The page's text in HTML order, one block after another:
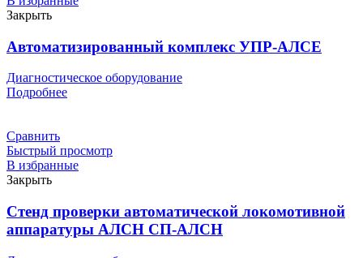
Закрыть
Автоматизированный комплекс УПР-АЛСЕ
Диагностическое оборудование
Подробнее
Сравнить
Быстрый просмотр
В избранные
Закрыть
Cтенд проверки автоматической локомотивной
аппаратуры АЛСН СП-АЛСН